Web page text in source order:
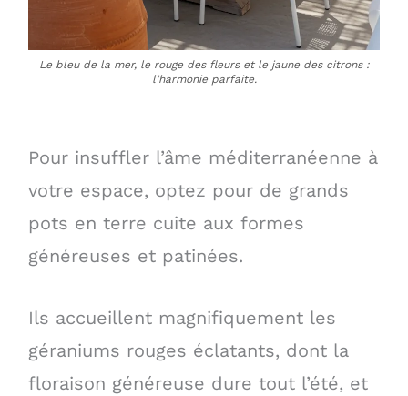
Le bleu de la mer, le rouge des fleurs et le jaune des citrons :
l’harmonie parfaite.
Pour insuffler l’âme méditerranéenne à
votre espace, optez pour de grands
pots en terre cuite aux formes
généreuses et patinées.
Ils accueillent magnifiquement les
géraniums rouges éclatants, dont la
floraison généreuse dure tout l’été, et